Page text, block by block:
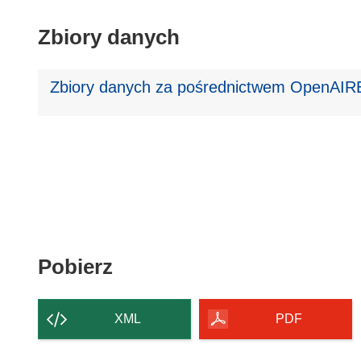
Zbiory danych
Zbiory danych za pośrednictwem
Pobierz
strony
XML PDF